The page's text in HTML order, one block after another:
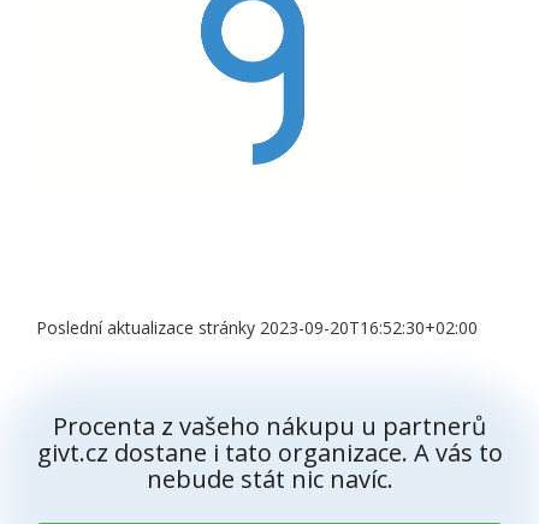
Poslední aktualizace stránky 2023-09-20T16:52:30+02:00
Procenta z vašeho nákupu u partnerů
givt.cz dostane i tato organizace. A vás to
nebude stát nic navíc.